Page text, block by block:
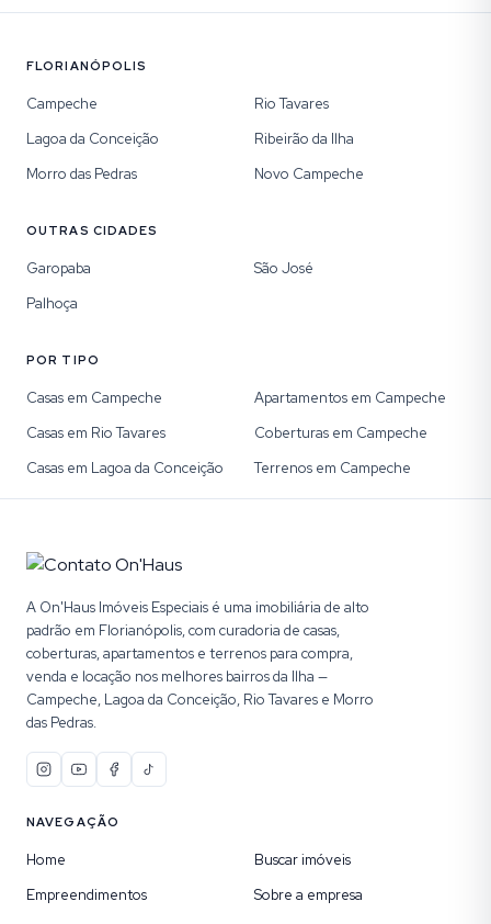
FLORIANÓPOLIS
Campeche
Rio Tavares
Lagoa da Conceição
Ribeirão da Ilha
Morro das Pedras
Novo Campeche
OUTRAS CIDADES
Garopaba
São José
Palhoça
POR TIPO
Casas em Campeche
Apartamentos em Campeche
Casas em Rio Tavares
Coberturas em Campeche
Casas em Lagoa da Conceição
Terrenos em Campeche
A On'Haus Imóveis Especiais é uma imobiliária de alto
padrão em Florianópolis, com curadoria de casas,
coberturas, apartamentos e terrenos para compra,
venda e locação nos melhores bairros da Ilha —
Campeche, Lagoa da Conceição, Rio Tavares e Morro
das Pedras.
NAVEGAÇÃO
Home
Buscar imóveis
Empreendimentos
Sobre a empresa